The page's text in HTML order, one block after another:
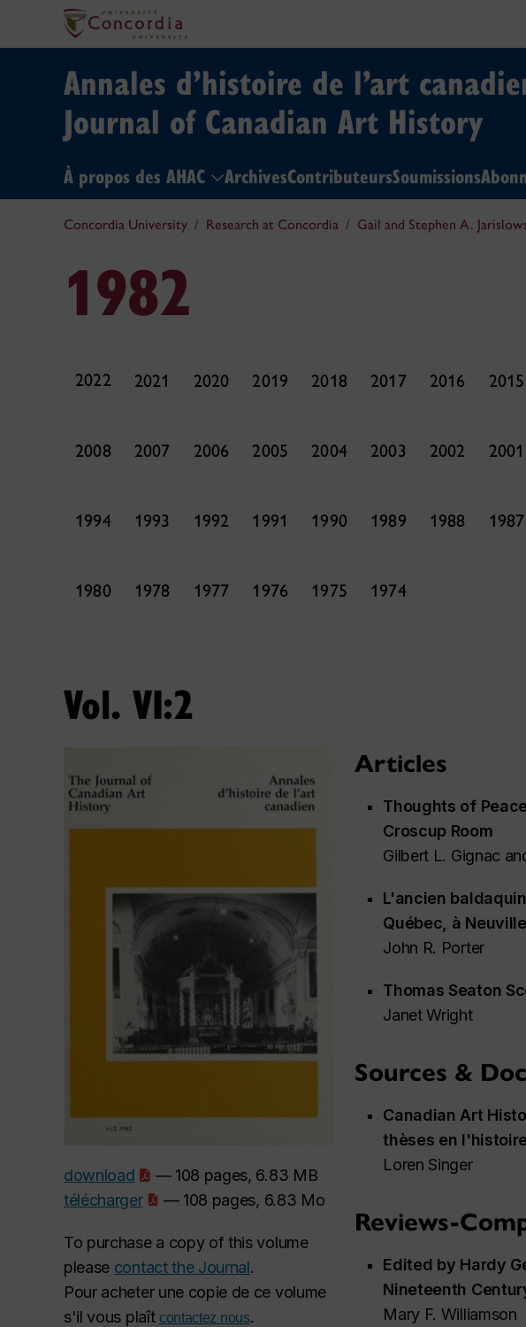
Annales d’histoire de l’art
Journal of Canadian Art History
À propos des AHAC ArchivesContributeursSoumissions
Concordia University Research at Concordia Gail and Stephen A.
1982
2022 2021 2020 2019 2018 2017 2016 2015
2008 2007 2006 2005 2004 2003 2002 2001
1994 1993 1992 1991 1990 1989 1988 1987
1980 1978 1977 1976 1975 1974
Vol. VI:2
download
— 108 pages, 6.83 MB
télécharger
— 108 pages, 6.83 Mo
To purchase a copy of this volume
please contact the Journal.
Pour acheter une copie de ce volume
s'il vous plaît contactez nous.
Articles
Thoughts of
Croscup Room
Gilbert L. Gignac
L'ancien
Québec, à Neuville
John R. Porter
Thomas Seaton
Janet Wright
Sources &
Canadian Art
thèses en
Loren Singer
Reviews-
Edited by Hardy
Nineteenth
Mary F. Williamson